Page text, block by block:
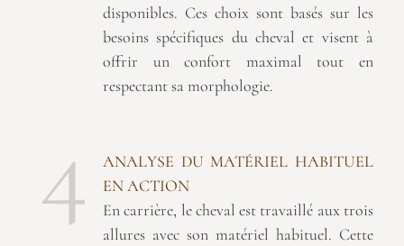
disponibles. Ces choix sont basés sur les
besoins spécifiques du cheval et visent à
offrir un confort maximal tout en
respectant sa morphologie.
4
ANALYSE DU MATÉRIEL HABITUEL
EN ACTION
En carrière, le cheval est travaillé aux trois
allures avec son matériel habituel. Cette